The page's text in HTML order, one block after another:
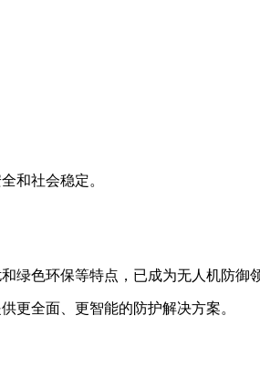
和社会稳定。
绿色环保等特点，已成为无人机防御
更全面、更智能的防护解决方案。